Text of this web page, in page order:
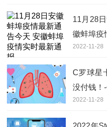
11月28
徽蚌埠疫
2022-11-28
C罗球星
没付钱！
2022-11-28